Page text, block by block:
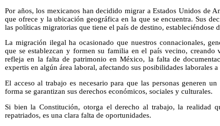
Por años, los mexicanos han decidido migrar a Estados Unidos de
que ofrece y la ubicación geográfica en la que se encuentra. Sus
las políticas migratorias que tiene el país de destino, estableciéndose
La migración ilegal ha ocasionado que nuestros connacionales,
que se establezcan y formen su familia en el país vecino, creando
refleja en la falta de patrimonio en México, la falta de
expertis en algún área laboral, afectando sus posibilidades laborales a
El acceso al trabajo es necesario para que las personas generen
forma se garantizan sus derechos económicos, sociales y culturales.
Si bien la Constitución, otorga el derecho al trabajo, la realidad
repatriados, es una clara falta de oportunidades.